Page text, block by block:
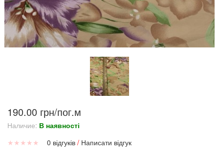
190.00 грн/пог.м
Наличие: В наявності
★ ★ ★ ★ ★ 0 відгуків / Написати відгук